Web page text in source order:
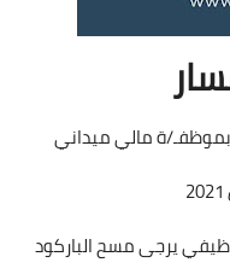
ة مالي ميداني
يرجى مسح الباركود